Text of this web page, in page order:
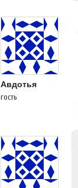
Авдотья
гость